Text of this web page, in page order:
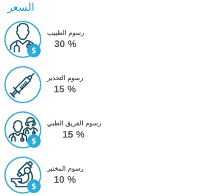
السعر
رسوم الطبيب
30 %
رسوم التخدير
15 %
رسوم الفريق الطبي
15 %
رسوم المختبر
10 %